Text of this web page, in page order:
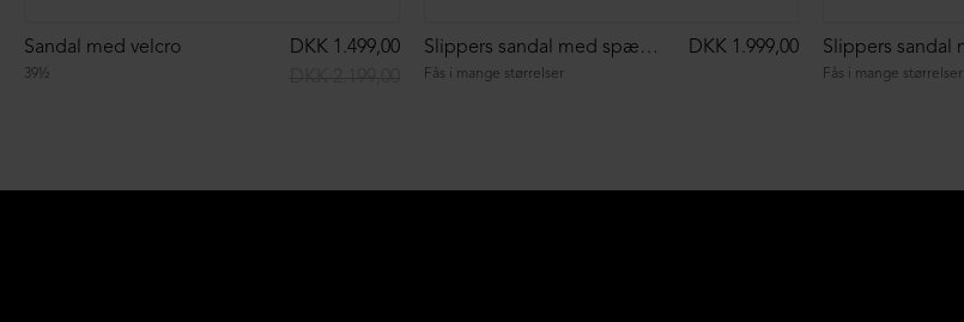
39½
Sandal med velcro
DKK 1.499,00
Fås i mange størrelser
Slippers sandal med spænder DKK 1.999,00
Fås i mange størrelser